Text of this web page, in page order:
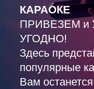
КАРАОКЕ
ПРИВЕЗЕМ и
УГОДНО!
Здесь
популярные
Вам